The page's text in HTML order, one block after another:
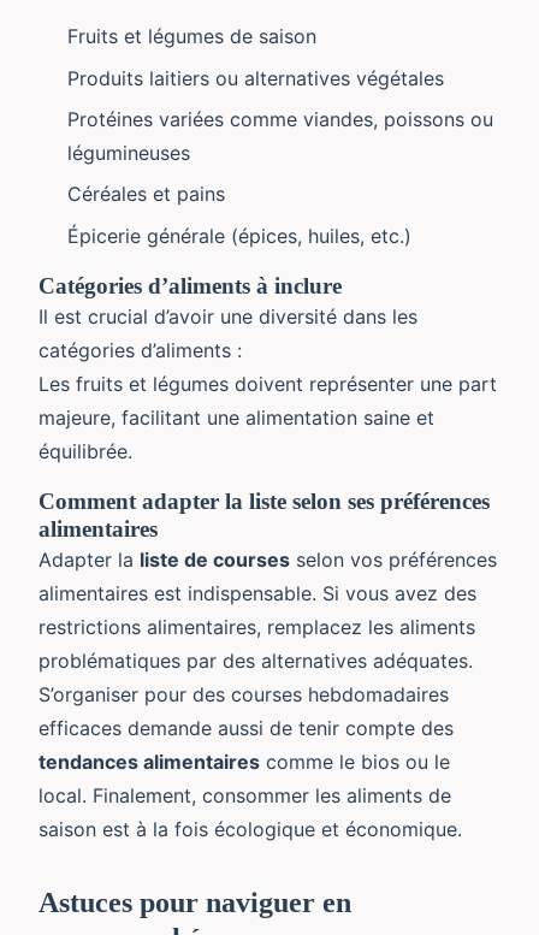
Fruits et légumes de saison
Produits laitiers ou alternatives végétales
Protéines variées comme viandes, poissons ou
légumineuses
Céréales et pains
Épicerie générale (épices, huiles, etc.)
Catégories d’aliments à inclure
Il est crucial d’avoir une diversité dans les
catégories d’aliments :
Les fruits et légumes doivent représenter une part
majeure, facilitant une alimentation saine et
équilibrée.
Comment adapter la liste selon ses préférences
alimentaires
Adapter la liste de courses selon vos préférences
alimentaires est indispensable. Si vous avez des
restrictions alimentaires, remplacez les aliments
problématiques par des alternatives adéquates.
S’organiser pour des courses hebdomadaires
efficaces demande aussi de tenir compte des
tendances alimentaires comme le bios ou le
local. Finalement, consommer les aliments de
saison est à la fois écologique et économique.
Astuces pour naviguer en